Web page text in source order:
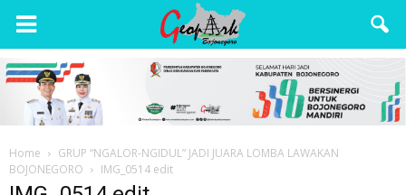
Wisata
Bojonegoro
Home
GRUP “NGALOR-NGIDUL” JADI JUARA LOMBA LAWAKAN
BOJONEGORO
IMG_0514 edit